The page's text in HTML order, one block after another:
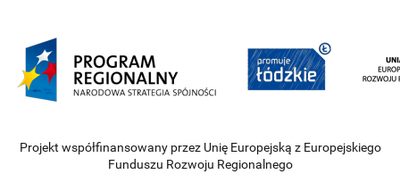
Projekt współfinansowany przez Unię Europejską z Europejskiego
Funduszu Rozwoju Regionalnego